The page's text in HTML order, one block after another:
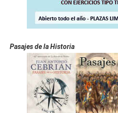
Pasajes de la Historia